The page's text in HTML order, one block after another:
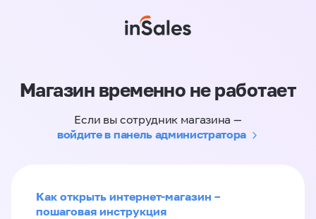
Магазин временно не работает
Если вы сотрудник магазина —
войдите в панель администратора
Как открыть интернет-магазин –
пошаговая инструкция